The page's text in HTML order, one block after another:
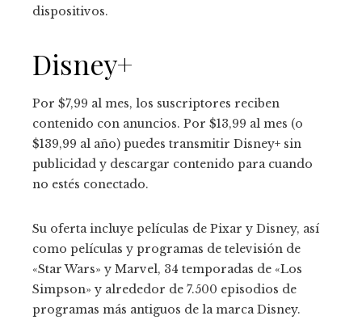
dispositivos.
Disney+
Por $7,99 al mes, los suscriptores reciben
contenido con anuncios. Por $13,99 al mes (o
$139,99 al año) puedes transmitir Disney+ sin
publicidad y descargar contenido para cuando
no estés conectado.
Su oferta incluye películas de Pixar y Disney, así
como películas y programas de televisión de
«Star Wars» y Marvel, 34 temporadas de «Los
Simpson» y alrededor de 7.500 episodios de
programas más antiguos de la marca Disney.